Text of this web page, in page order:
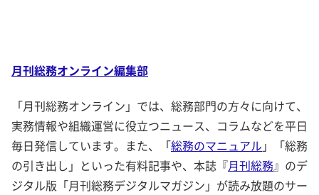
月刊総務オンライン編集部
「月刊総務オンライン」では、総務部門の方々に向けて、
実務情報や組織運営に役立つニュース、コラムなどを平日
毎日発信しています。また、「総務のマニュアル 」「総務
の引き出し」といった有料記事や、本誌『月刊総務』のデ
ジタル版「月刊総務デジタルマガジン」が読み放題のサー